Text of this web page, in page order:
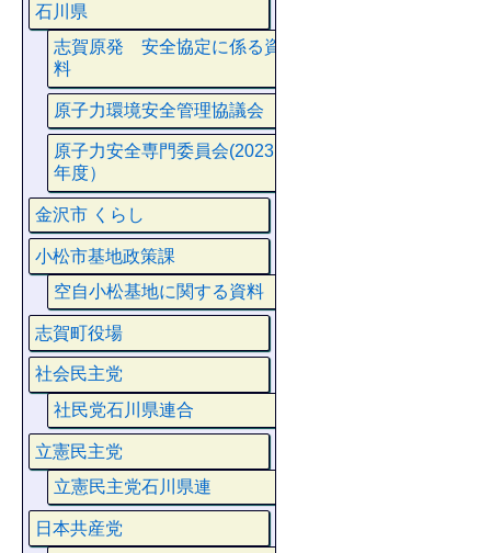
石川県
志賀原発 安全協定に係る資
料
原子力環境安全管理協議会
原子力安全専門委員会(2023
年度）
金沢市 くらし
小松市基地政策課
空自小松基地に関する資料
志賀町役場
社会民主党
社民党石川県連合
立憲民主党
立憲民主党石川県連
日本共産党